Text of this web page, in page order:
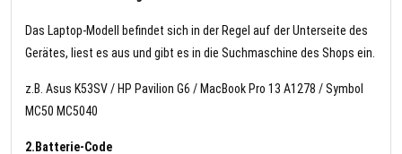
Das Laptop-Modell befindet sich in der Regel auf der Unterseite des
Gerätes, liest es aus und gibt es in die Suchmaschine des Shops ein.
z.B. Asus K53SV / HP Pavilion G6 / MacBook Pro 13 A1278 / Symbol
MC50 MC5040
2.Batterie-Code